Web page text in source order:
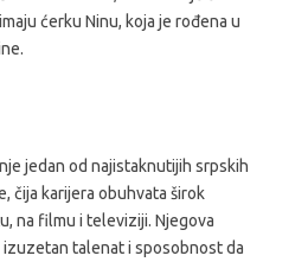
ćerku Ninu, koja je rođena u
jedan od najistaknutijih srpskih
čija karijera obuhvata širok
na filmu i televiziji. Njegova
talenat i sposobnost da